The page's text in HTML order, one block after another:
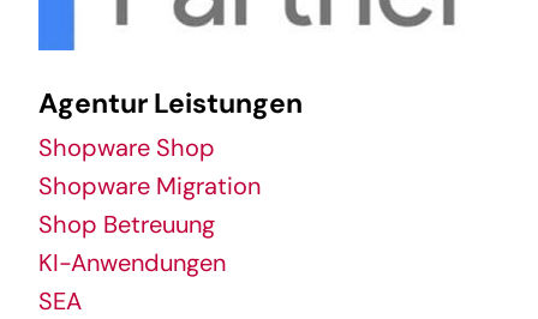
Agentur Leistungen
Shopware Shop
Shopware Migration
Shop Betreuung
KI-Anwendungen
SEA